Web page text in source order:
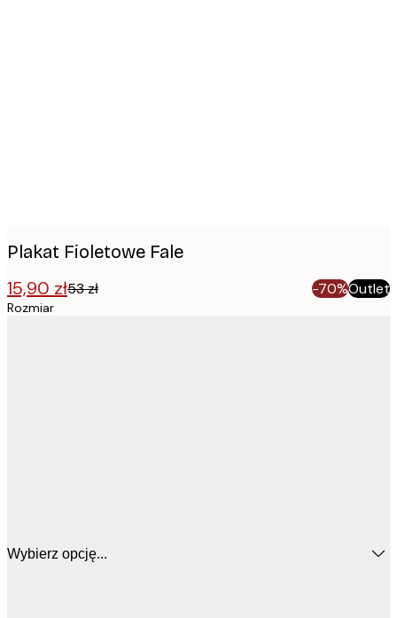
Plakat Fioletowe Fale
15,90 zł53 zł -70%Outlet
Rozmiar
Wybierz opcję...